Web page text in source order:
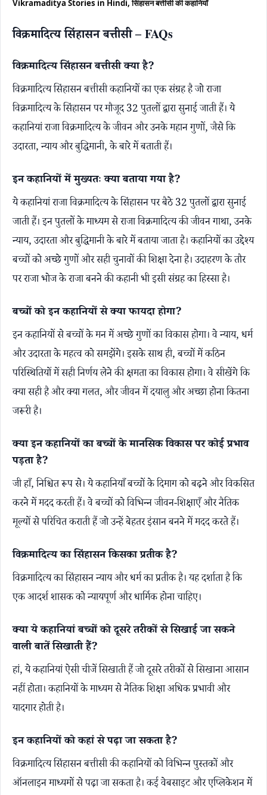
Vikramaditya Stories in Hindi, सिंहासन बत्तीसी की कहानियाँ
विक्रमादित्य सिंहासन बत्तीसी – FAQs
विक्रमादित्य सिंहासन बत्तीसी क्या है?
विक्रमादित्य सिंहासन बत्तीसी कहानियों का एक संग्रह है जो राजा
विक्रमादित्य के सिंहासन पर मौजूद 32 पुतलों द्वारा सुनाई जाती हैं। ये
कहानियां राजा विक्रमादित्य के जीवन और उनके महान गुणों, जैसे कि
उदारता, न्याय और बुद्धिमानी, के बारे में बताती हैं।
इन कहानियों में मुख्यतः क्या बताया गया है?
ये कहानियां राजा विक्रमादित्य के सिंहासन पर बैठे 32 पुतलों द्वारा सुनाई
जाती हैं। इन पुतलों के माध्यम से राजा विक्रमादित्य की जीवन गाथा, उनके
न्याय, उदारता और बुद्धिमानी के बारे में बताया जाता है। कहानियों का उद्देश्य
बच्चों को अच्छे गुणों और सही चुनावों की शिक्षा देना है। उदाहरण के तौर
पर राजा भोज के राजा बनने की कहानी भी इसी संग्रह का हिस्सा है।
बच्चों को इन कहानियों से क्या फायदा होगा?
इन कहानियों से बच्चों के मन में अच्छे गुणों का विकास होगा। वे न्याय, धर्म
और उदारता के महत्व को समझेंगे। इसके साथ ही, बच्चों में कठिन
परिस्थितियों में सही निर्णय लेने की क्षमता का विकास होगा। वे सीखेंगे कि
क्या सही है और क्या गलत, और जीवन में दयालु और अच्छा होना कितना
जरूरी है।
क्या इन कहानियों का बच्चों के मानसिक विकास पर कोई प्रभाव
पड़ता है?
जी हाँ, निश्चित रूप से। ये कहानियाँ बच्चों के दिमाग को बढ़ने और विकसित
करने में मदद करती हैं। वे बच्चों को विभिन्न जीवन-शिक्षाएँ और नैतिक
मूल्यों से परिचित कराती हैं जो उन्हें बेहतर इंसान बनने में मदद करते हैं।
विक्रमादित्य का सिंहासन किसका प्रतीक है?
विक्रमादित्य का सिंहासन न्याय और धर्म का प्रतीक है। यह दर्शाता है कि
एक आदर्श शासक को न्यायपूर्ण और धार्मिक होना चाहिए।
क्या ये कहानियां बच्चों को दूसरे तरीकों से सिखाई जा सकने
वाली बातें सिखाती हैं?
हां, ये कहानियां ऐसी चीजें सिखाती हैं जो दूसरे तरीकों से सिखाना आसान
नहीं होता। कहानियों के माध्यम से नैतिक शिक्षा अधिक प्रभावी और
यादगार होती है।
इन कहानियों को कहां से पढ़ा जा सकता है?
विक्रमादित्य सिंहासन बत्तीसी की कहानियों को विभिन्न पुस्तकों और
ऑनलाइन माध्यमों से पढ़ा जा सकता है। कई वेबसाइट और एप्लिकेशन में